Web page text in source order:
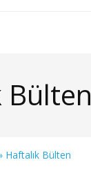
Bülten
Haftalık Bülten